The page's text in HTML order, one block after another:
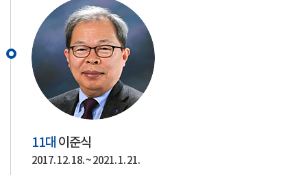
11대 이준식
2017. 12. 18. ~ 2021. 1. 21.